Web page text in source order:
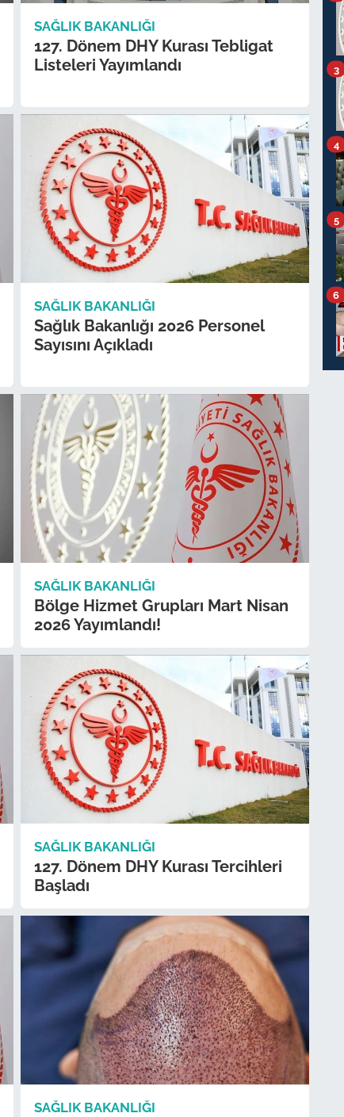
SAĞLIK BAKANLIĞI
127. Dönem DHY Kurası Tebligat
Listeleri Yayımlandı
SAĞLIK BAKANLIĞI
Sağlık Bakanlığı 2026 Personel
Sayısını Açıkladı
SAĞLIK BAKANLIĞI
Bölge Hizmet Grupları Mart Nisan
2026 Yayımlandı!
SAĞLIK BAKANLIĞI
127. Dönem DHY Kurası Tercihleri
Başladı
SAĞLIK BAKANLIĞI
3
4
5
6